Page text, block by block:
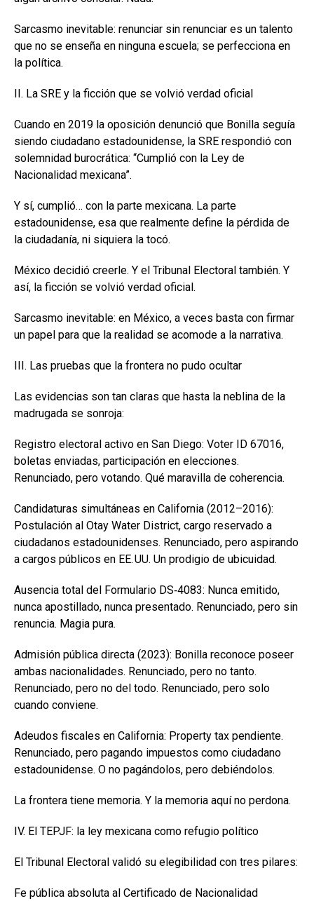
Sarcasmo inevitable: renunciar sin renunciar es un talento
que no se enseña en ninguna escuela; se perfecciona en
la política.
II. La SRE y la ficción que se volvió verdad oficial
Cuando en 2019 la oposición denunció que Bonilla seguía
siendo ciudadano estadounidense, la SRE respondió con
solemnidad burocrática: “Cumplió con la Ley de
Nacionalidad mexicana”.
Y sí, cumplió… con la parte mexicana. La parte
estadounidense, esa que realmente define la pérdida de
la ciudadanía, ni siquiera la tocó.
México decidió creerle. Y el Tribunal Electoral también. Y
así, la ficción se volvió verdad oficial.
Sarcasmo inevitable: en México, a veces basta con firmar
un papel para que la realidad se acomode a la narrativa.
III. Las pruebas que la frontera no pudo ocultar
Las evidencias son tan claras que hasta la neblina de la
madrugada se sonroja:
Registro electoral activo en San Diego: Voter ID 67016,
boletas enviadas, participación en elecciones.
Renunciado, pero votando. Qué maravilla de coherencia.
Candidaturas simultáneas en California (2012–2016):
Postulación al Otay Water District, cargo reservado a
ciudadanos estadounidenses. Renunciado, pero aspirando
a cargos públicos en EE. UU. Un prodigio de ubicuidad.
Ausencia total del Formulario DS‑4083: Nunca emitido,
nunca apostillado, nunca presentado. Renunciado, pero sin
renuncia. Magia pura.
Admisión pública directa (2023): Bonilla reconoce poseer
ambas nacionalidades. Renunciado, pero no tanto.
Renunciado, pero no del todo. Renunciado, pero solo
cuando conviene.
Adeudos fiscales en California: Property tax pendiente.
Renunciado, pero pagando impuestos como ciudadano
estadounidense. O no pagándolos, pero debiéndolos.
La frontera tiene memoria. Y la memoria aquí no perdona.
IV. El TEPJF: la ley mexicana como refugio político
El Tribunal Electoral validó su elegibilidad con tres pilares:
Fe pública absoluta al Certificado de Nacionalidad